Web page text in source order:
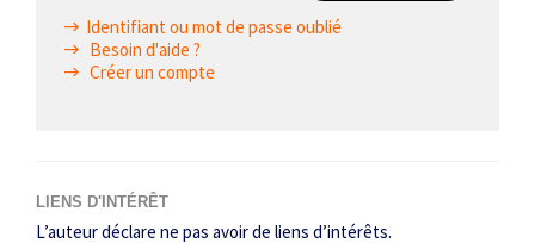
Identifiant ou mot de passe oublié
Besoin d'aide ?
Créer un compte
LIENS D'INTÉRÊT
L’auteur déclare ne pas avoir de liens d’intérêts.